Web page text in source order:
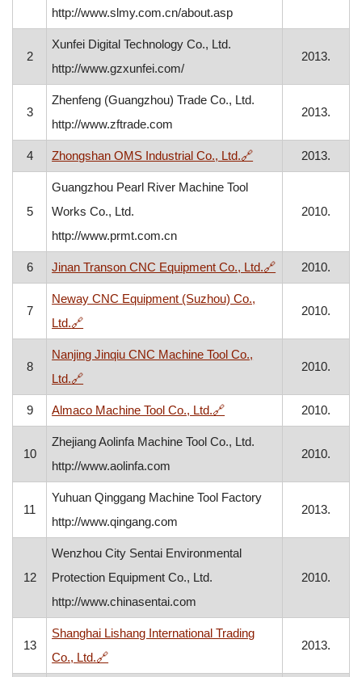
http://www.slmy.com.cn/about.asp
2
Xunfei Digital Technology Co., Ltd.
http://www.gzxunfei.com/
2013.
3
Zhenfeng (Guangzhou) Trade Co., Ltd.
http://www.zftrade.com
2013.
4 Zhongshan OMS Industrial Co., Ltd.🔗, otvara se u novom
2013.
5
Guangzhou Pearl River Machine Tool
Works Co., Ltd.
http://www.prmt.com.cn
2010.
6 Jinan Transon CNC Equipment Co., Ltd.🔗, otvara se u
2010.
7
Neway CNC Equipment (Suzhou) Co.,
Ltd.🔗, otvara se u novom prozoru
2010.
8
Nanjing Jinqiu CNC Machine Tool Co.,
Ltd.🔗, otvara se u novom prozoru
2010.
9 Almaco Machine Tool Co., Ltd.🔗, otvara se u novom
2010.
10
Zhejiang Aolinfa Machine Tool Co., Ltd.
http://www.aolinfa.com
2010.
11
Yuhuan Qinggang Machine Tool Factory
http://www.qingang.com
2013.
12
Wenzhou City Sentai Environmental
Protection Equipment Co., Ltd.
http://www.chinasentai.com
2010.
13
Shanghai Lishang International Trading
Co., Ltd.🔗, otvara se u novom prozoru
2013.